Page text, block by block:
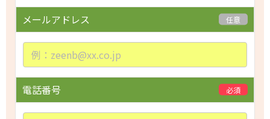
a
メールアドレス 任意
電話番号 必須